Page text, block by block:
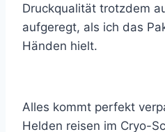
Druckqualität trotzdem
aufgeregt, als ich das
Händen hielt.
Alles kommt perfekt
Helden reisen im Cryo-